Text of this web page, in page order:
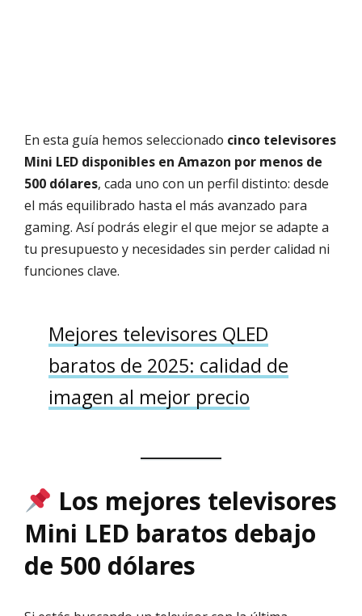
En esta guía hemos seleccionado cinco televisores
Mini LED disponibles en Amazon por menos de
500 dólares, cada uno con un perfil distinto: desde
el más equilibrado hasta el más avanzado para
gaming. Así podrás elegir el que mejor se adapte a
tu presupuesto y necesidades sin perder calidad ni
funciones clave.
Mejores televisores QLED
baratos de 2025: calidad de
imagen al mejor precio
Los mejores televisores
Mini LED baratos debajo
de 500 dólares